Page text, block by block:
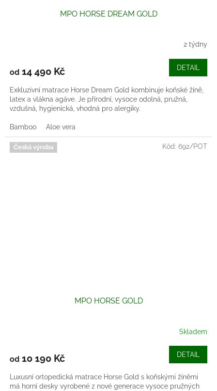
MPO HORSE DREAM GOLD
2 týdny
od 14 490 Kč DETAIL
Exkluzivní matrace Horse Dream Gold kombinuje koňské žíně,
latex a vlákna agáve. Je přírodní, vysoce odolná, pružná,
vzdušná, hygienická, vhodná pro alergiky.
Bamboo Aloe vera
Česká výroba
MPO HORSE GOLD
Skladem
od 10 190 Kč DETAIL
Luxusní ortopedická matrace Horse Gold s koňskými žíněmi
má horní desky vyrobené z nové generace vysoce pružných
Kód: 692/POT